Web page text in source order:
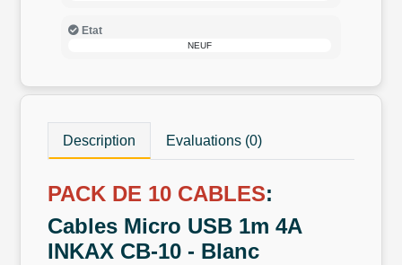
Etat
NEUF
Description Evaluations (0)
PACK DE 10 CABLES:
Cables Micro USB 1m 4A
INKAX CB-10 - Blanc